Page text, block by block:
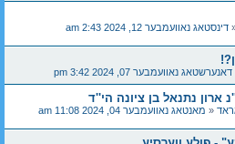
דינסטאג נאוועמבער 12, 2024 2:43 am
דאנערשטאג נאוועמבער 07, 2024 3:42 pm
ארון נתנאל בן ציונה הי''ד
« מאנטאג נאוועמבער 04, 2024 11:08 am